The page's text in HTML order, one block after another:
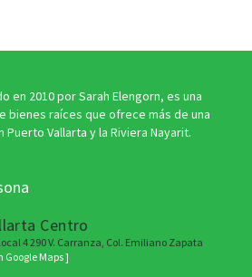
en 2010 por Sarah Elengorn, es una
bienes raíces que ofrece más de una
Vallarta y la Riviera Nayarit.
Centro
4 290 V. Carranza, Col. Emiliano Zapata
Google Maps ]